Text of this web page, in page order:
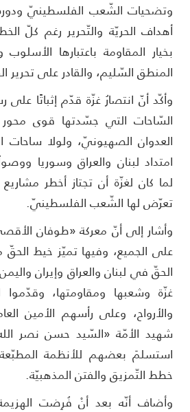
الشّعب الفلسطينيّ ودوره
الحريّة والتّحرير رغم كلّ الخطط
المقاومة باعتبارها الأسلوب
السّليم، والقادر على تحرير
أنّ انتصارُ غزّة قدّم إثباتًا على
التي جسّدتها قوى محور
الصهيونيّ، ولولا ساحات
لبنان والعراق وسوريا ووصولًا
كان لغزّة أن تجتاز أخطر مشاريع
لها الشّعب الفلسطينيّ.
إلى أنّ معركة «طوفان الأقصى»
الجميع، وفيها تميّز خيط الحقّ من
في لبنان والعراق وإيران واليمن
وشعبها ومقاومتها، وقدّموا
وعلى رأسهم الأمين العام
الأمّة «السّيد حسن نصر الله»،
بعضهم للأنظمة المطبّعة،
التّمزيق والفتن المذهبيّة.
أنّه بعد أنْ فُرِضت الهزيمة